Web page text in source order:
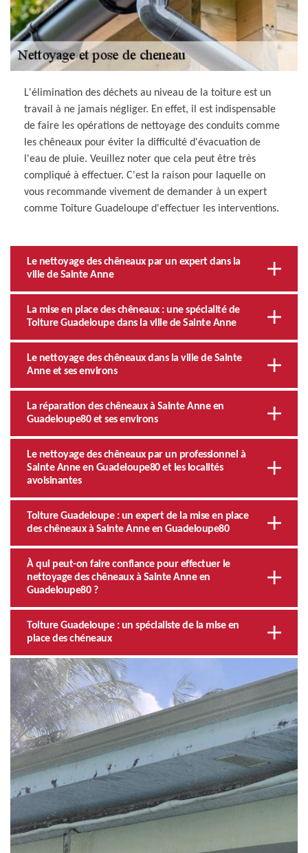
L'élimination des déchets au niveau de la toiture est un
travail à ne jamais négliger. En effet, il est indispensable
de faire les opérations de nettoyage des conduits comme
les chêneaux pour éviter la difficulté d'évacuation de
l'eau de pluie. Veuillez noter que cela peut être très
compliqué à effectuer. C'est la raison pour laquelle on
vous recommande vivement de demander à un expert
comme Toiture Guadeloupe d'effectuer les interventions.
Le nettoyage des chêneaux par un expert dans la
ville de Sainte Anne
La mise en place des chêneaux : une spécialité de
Toiture Guadeloupe dans la ville de Sainte Anne
Le nettoyage des chêneaux dans la ville de Sainte
Anne et ses environs
La réparation des chêneaux à Sainte Anne en
Guadeloupe80 et ses environs
Le nettoyage des chêneaux par un professionnel à
Sainte Anne en Guadeloupe80 et les localités
avoisinantes
Toiture Guadeloupe : un expert de la mise en place
des chêneaux à Sainte Anne en Guadeloupe80
À qui peut-on faire confiance pour effectuer le
nettoyage des chêneaux à Sainte Anne en
Guadeloupe80 ?
Toiture Guadeloupe : un spécialiste de la mise en
place des chéneaux